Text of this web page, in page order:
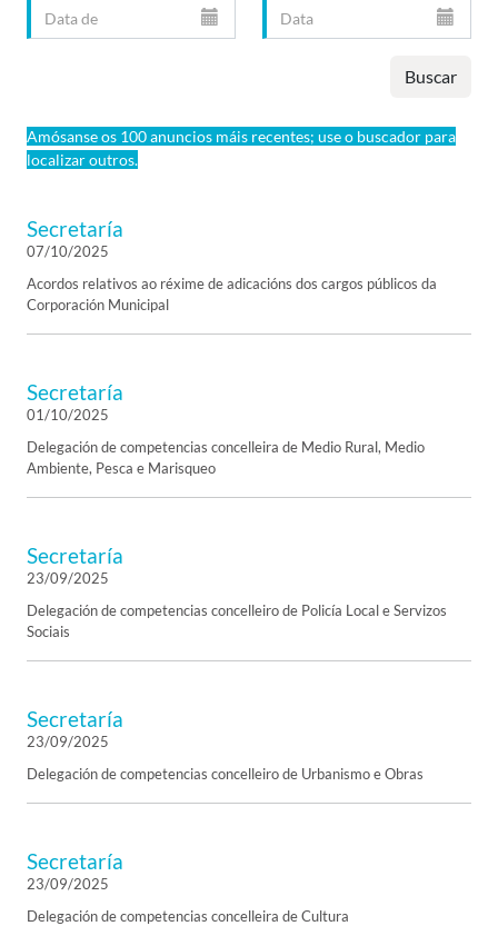
Buscar
Amósanse os 100 anuncios máis recentes; use o buscador para
localizar outros.
Secretaría
07/10/2025
Acordos relativos ao réxime de adicacións dos cargos públicos da
Corporación Municipal
Secretaría
01/10/2025
Delegación de competencias concelleira de Medio Rural, Medio
Ambiente, Pesca e Marisqueo
Secretaría
23/09/2025
Delegación de competencias concelleiro de Policía Local e Servizos
Sociais
Secretaría
23/09/2025
Delegación de competencias concelleiro de Urbanismo e Obras
Secretaría
23/09/2025
Delegación de competencias concelleira de Cultura